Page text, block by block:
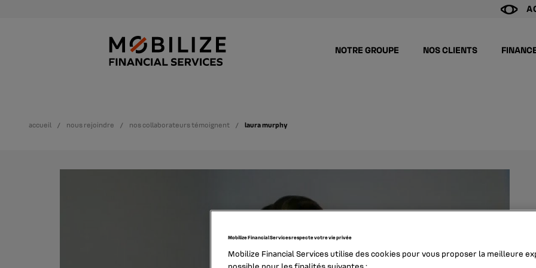
NOTRE GROUPE NOS CLIENTS
accueil nous rejoindre nos collaborateurs témoignent laura murphy
Mobilize Financial Services respecte votre vie privée
Mobilize Financial Services utilise des cookies pour vous proposer la meilleure